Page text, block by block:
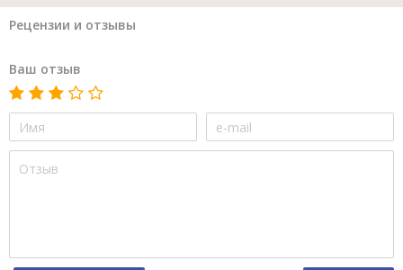
Рецензии и отзывы
Ваш отзыв